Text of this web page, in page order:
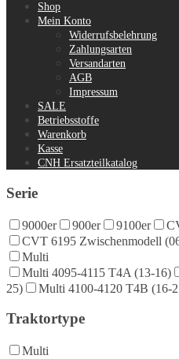
Shop
Mein Konto
Widerrufsbelehrung
Zahlungsarten
Versandarten
AGB
Impressum
SALE
Betriebsstoffe
Warenkorb
Kasse
CNH Ersatzteilkatalog
Serie
9000er 900er 9100er
CVT 6195 Zwischenmodell
Multi
Multi 4095-4115 T4A (13-16)
25)
Multi 4100-4120 T4B (16-
Traktortype
Multi